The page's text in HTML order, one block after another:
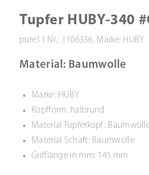
Tupfer HUBY-340
pure11 Nr.: 1106336, Marke: HUBY
Material: Baumwolle
Marke: HUBY
Kopfform: halbrund
Material Tupferkopf:
Material Schaft: Baumwolle
Grifflänge in mm: 145 mm